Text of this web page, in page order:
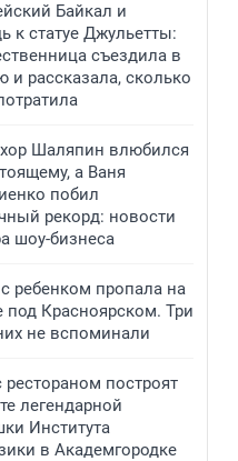
Байкал и
к статуе Джульетты:
съездила в
и рассказала, сколько
Шаляпин влюбился
а Ваня
побил
рекорд: новости
шоу-бизнеса
ребенком пропала на
под Красноярском. Три
не вспоминали
построят
легендарной
Института
в Академгородке